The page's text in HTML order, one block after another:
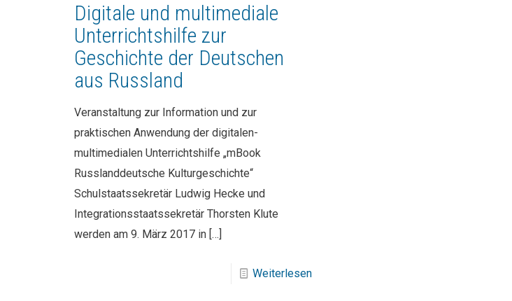
Digitale und multimediale
Unterrichtshilfe zur
Geschichte der Deutschen
aus Russland
Veranstaltung zur Information und zur
praktischen Anwendung der digitalen-
multimedialen Unterrichtshilfe „mBook
Russlanddeutsche Kulturgeschichte“
Schulstaatssekretär Ludwig Hecke und
Integrationsstaatssekretär Thorsten Klute
werden am 9. März 2017 in[…]
Weiterlesen